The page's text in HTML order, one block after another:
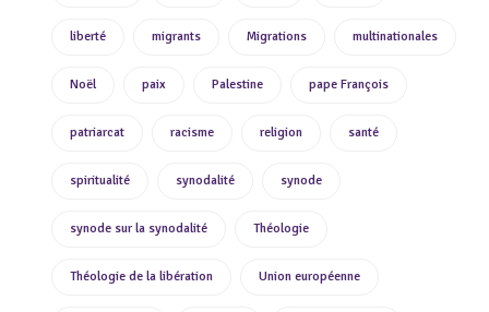
liberté migrants Migrations multinationales
Noël paix Palestine pape François
patriarcat racisme religion santé
spiritualité synodalité synode
synode sur la synodalité Théologie
Théologie de la libération Union européenne